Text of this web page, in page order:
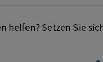
helfen? Setzen Sie